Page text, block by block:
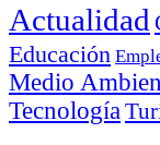
Actualidad
Educación
Medio
Tecnología